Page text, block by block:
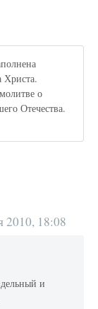
Христа.
о
Отечества.
2010, 18:08
и